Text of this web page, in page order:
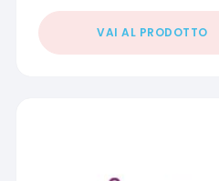
VAI AL PRODOTTO